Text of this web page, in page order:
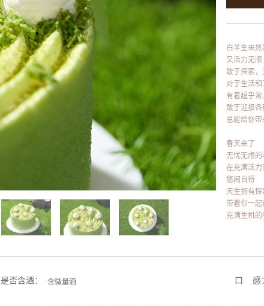
白羊生来热
又活力无限
敢于探索，
对于生活和
有着超乎
敢于迎接各
总能给你
春天来了
无忧无虑的
在充满活
悠闲自得
天生拥有
带着你一起
充满生机
是否含酒： 含微量酒 口 感